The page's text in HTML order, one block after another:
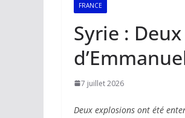
FRANCE
Syrie :
7 juillet 2026
Deux explosions ont été